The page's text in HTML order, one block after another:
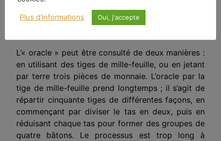
L’« oracle » peut être consulté de deux manières :
en utilisant des tiges de mille-feuille, ou en jetant
par terre trois pièces de monnaie. L’oracle par la
tige de mille-feuille prend longtemps ; il s’agit de
répartir cinquante tiges de différentes façons, en
commençant par diviser le tas en deux, puis en
réduisant chaque tas pour former des groupes de
quatre bâtons. Le processus est trop long à
Plus d'informations Oui, j'accepte